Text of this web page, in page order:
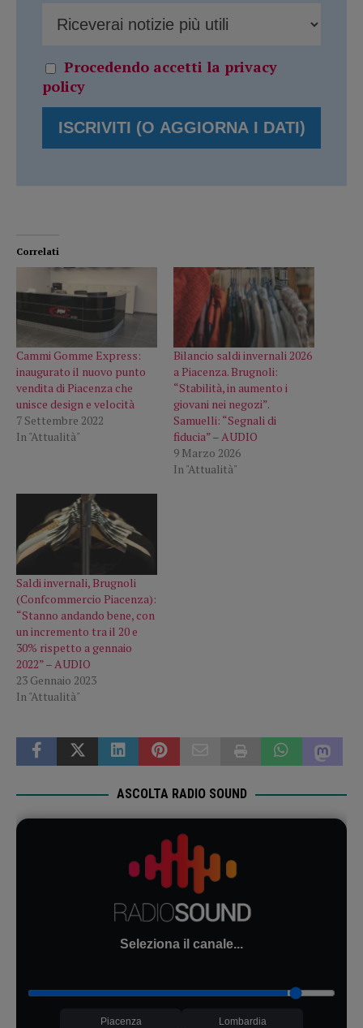
Procedendo accetti la privacy
policy
Correlati
Cammi Gomme Express:
inaugurato il nuovo punto
vendita di Piacenza che
unisce design e velocità
7 Settembre 2022
In "Attualità"
Bilancio saldi invernali 2026
a Piacenza. Brugnoli:
“Stabilità, in aumento i
giovani nei negozi”.
Samuelli: “Segnali di
fiducia” – AUDIO
9 Marzo 2026
In "Attualità"
Saldi invernali, Brugnoli
(Confcommercio Piacenza):
“Stanno andando bene, con
un incremento tra il 20 e
30% rispetto a gennaio
2022” – AUDIO
23 Gennaio 2023
In "Attualità"
ASCOLTA RADIO SOUND
Seleziona il canale...
Piacenza Lombardia